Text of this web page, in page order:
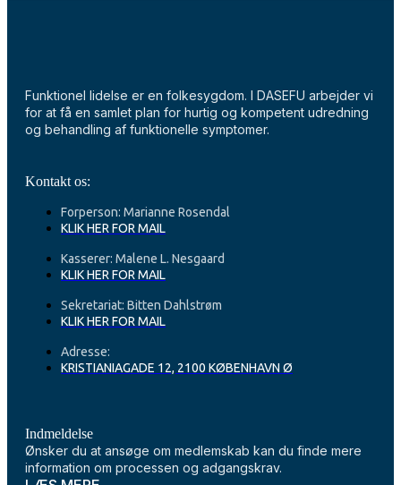
Funktionel lidelse er en folkesygdom. I DASEFU arbejder vi
for at få en samlet plan for hurtig og kompetent udredning
og behandling af funktionelle symptomer.
Kontakt os:
Forperson: Marianne Rosendal
KLIK HER FOR MAIL
Kasserer: Malene L. Nesgaard
KLIK HER FOR MAIL
Sekretariat: Bitten Dahlstrøm
KLIK HER FOR MAIL
Adresse:
KRISTIANIAGADE 12, 2100 KØBENHAVN Ø
Indmeldelse
Ønsker du at ansøge om medlemskab kan du finde mere
information om processen og adgangskrav.